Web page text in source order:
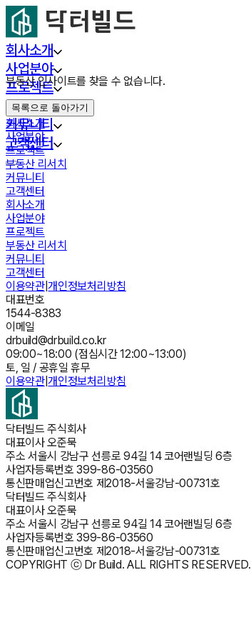
회사소개
사업분야
프로젝트
부동산 리서치
커뮤니티
고객센터
부동산 인사이트를 찾을 수 없습니다.
목록으로 돌아가기
회사소개
사업분야
프로젝트
부동산 리서치
커뮤니티
고객센터
회사소개
사업분야
프로젝트
부동산 리서치
커뮤니티
고객센터
이용약관|개인정보처리방침
대표번호
1544-8383
이메일
drbuild@drbuild.co.kr
09:00~18:00 (점심시간 12:00~13:00)
토, 일 / 공휴일 휴무
이용약관|개인정보처리방침
닥터빌드 주식회사
대표이사오준묵
주소 서울시 강남구 선릉로 94길 14 코어랜빌딩 6층
사업자등록번호 399-86-03560
통신판매업신고번호 제2018-서울강남-00731호
닥터빌드 주식회사
대표이사오준묵
주소 서울시 강남구 선릉로 94길 14 코어랜빌딩 6층
사업자등록번호 399-86-03560
통신판매업신고번호 제2018-서울강남-00731호
COPYRIGHT ⓒ Dr Build. ALL RIGHTS RESERVED.